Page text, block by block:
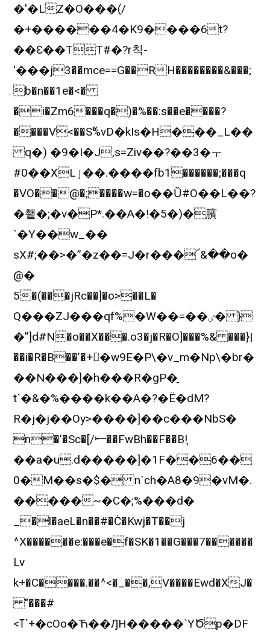
�'�LZ�O���(/
�+������4�K9����6t?
��Ɛ��TT#�?r칙-
'���j3��mce==G��RH��������&���;
b�n��1e�<�
�i�Zm6���q�)�%��:s��e����?
����V<��S߬%vD�kIs�H���_L��
q�) �9�I�J,s=Ziv��?��3�ㅜ
#0��XLٳ��.����fb1������;���q
�VO��@�;����w=�ο��Ȕ#O��L��?
�쵙�;�v�P*.��A�!�5�)�臏
`�Y��w_��
sX#;��>�”�z��=J�r���՜&��o�
@�
5�(���jRc��]�o>��L�
Q���ZJ���qf%�W��=��ٸ� }
�”]d#N�o��X���.o3�j�R�O]���%& ���}|
��i�R�B��’�+�ٍw9E�P\�v_m�Np\�br�
��N���]�h���R�gP�̠
t`�&�%����k��A�?�Ë�dM?
R�j�j��Oy>����]��c���NbS�
n�’�Sc�[/⥖��FwBh��F��B!֧
��a�u.d�����]�1F��6��
0�M��s�$� n`ch�A8�9�vM�.
�����~�C�;%���d�
_�l�aeL�n��#�Ċ�Kwj�T��j
^X������e:���e�f�SK�1��G���7������
Lv
k+�C����.��^<�_��,V����Ewd�XJ�
"���#
<ߠ΄+�cOo�Ћ��ԒH�����`YԾp�DF